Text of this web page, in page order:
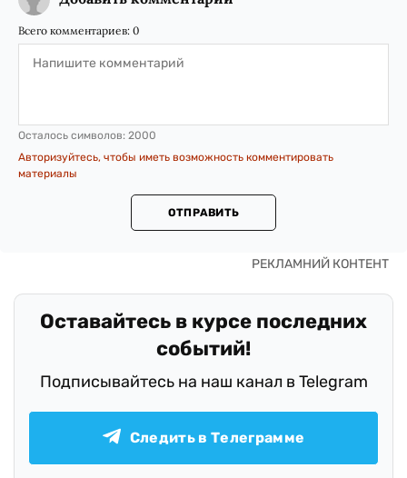
Всего комментариев: 0
Осталось символов: 2000
Авторизуйтесь, чтобы иметь возможность комментировать
материалы
ОТПРАВИТЬ
Оставайтесь в курсе последних
событий!
Подписывайтесь на наш канал в Telegram
Следить в Телеграмме